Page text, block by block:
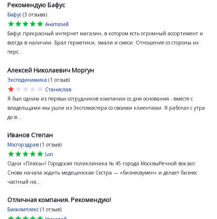
Рекомендую Бафус
Бафус (3 отзыва)
star
star
star
star
star
Анатолий
Бафус прекрасный интернет магазин, в котором есть огромный ассортимент и
всегда в наличии. Брал герметики, эмали и смеси. Отношение со стороны их
перс...
Алексей Николаевич Моргун
Эксподинамика (1 отзыв)
star
star
star
star
star
Станислав
Я был одним из первых сотрудников компании со дня основания - вместе с
владельцами мы ушли из Экспомастера со своими клиентами. Я работал с утра
до в...
Иванов Степан
Мосгорздрав (1 отзыв)
star
star
star
star
star
Lori
Одни «Плюсы»! Городская поликлиника № 45 города МосквыРечной вокзал:
Снова начала ходить медецинская Сестра — «бизнесвумен» и делает бизнес
частный на...
Отличная компания. Рекомендую!
Биокомплекс (1 отзыв)